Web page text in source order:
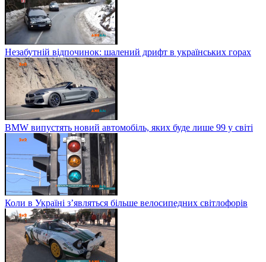
Незабутній відпочинок: шалений дрифт в українських горах
BMW випустять новий автомобіль, яких буде лише 99 у світі
Коли в Україні з’являться більше велосипедних світлофорів